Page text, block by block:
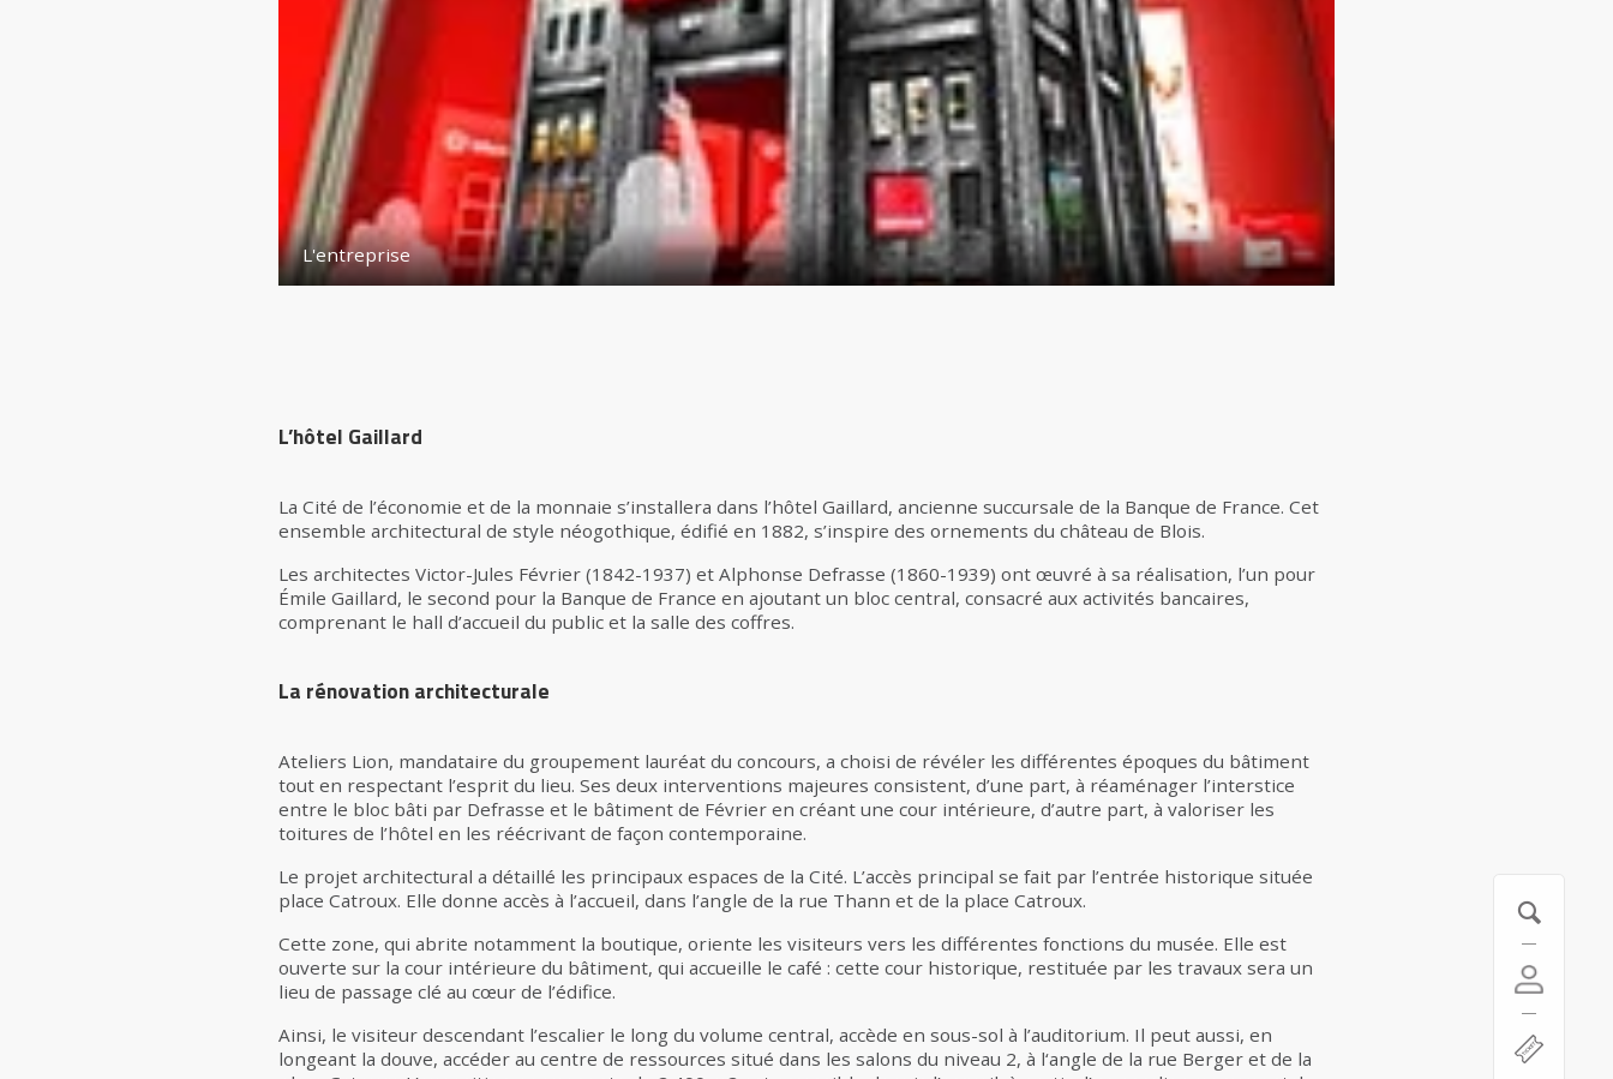
Les toitures
L’hôtel Gaillard
La Cité de l’économie et de la monnaie s’installera dans l’hôtel Gaillard, ancienne succursale de la Banque de France. Cet
ensemble architectural de style néogothique, édifié en 1882, s’inspire des ornements du château de Blois.
Les architectes Victor-Jules Février (1842-1937) et Alphonse Defrasse (1860-1939) ont œuvré à sa réalisation, l’un pour
Émile Gaillard, le second pour la Banque de France en ajoutant un bloc central, consacré aux activités bancaires,
comprenant le hall d’accueil du public et la salle des coffres.
La rénovation architecturale
Ateliers Lion, mandataire du groupement lauréat du concours, a choisi de révéler les différentes époques du bâtiment
tout en respectant l’esprit du lieu. Ses deux interventions majeures consistent, d’une part, à réaménager l’interstice
entre le bloc bâti par Defrasse et le bâtiment de Février en créant une cour intérieure, d’autre part, à valoriser les
toitures de l’hôtel en les réécrivant de façon contemporaine.
Le projet architectural a détaillé les principaux espaces de la Cité. L’accès principal se fait par l’entrée historique située
place Catroux. Elle donne accès à l’accueil, dans l’angle de la rue Thann et de la place Catroux.
Cette zone, qui abrite notamment la boutique, oriente les visiteurs vers les différentes fonctions du musée. Elle est
ouverte sur la cour intérieure du bâtiment, qui accueille le café : cette cour historique, restituée par les travaux sera un
lieu de passage clé au cœur de l’édifice.
Ainsi, le visiteur descendant l’escalier le long du volume central, accède en sous-sol à l’auditorium. Il peut aussi, en
longeant la douve, accéder au centre de ressources situé dans les salons du niveau 2, à l‘angle de la rue Berger et de la